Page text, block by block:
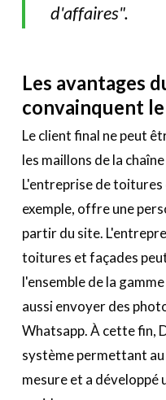
d'affaires".
Les avantages
convainquent
Le client final ne peut
les maillons de la
L'entreprise de
exemple, offre une
partir du site.
toitures et façades
l'ensemble de la
aussi envoyer des
Whatsapp. À cette fin,
système permettant
mesure et a développé